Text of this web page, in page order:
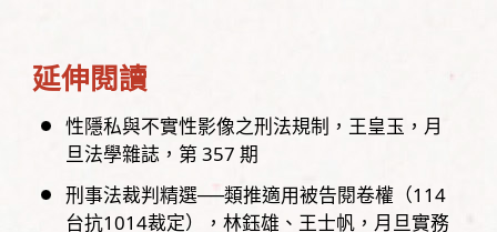
延伸閱讀
性隱私與不實性影像之刑法規制 王皇玉
月
旦法學雜誌， 第357 期
刑事法裁判精選──類推適用被告閱卷權（114
台抗1014裁定）
林鈺雄、王士帆
月旦實務